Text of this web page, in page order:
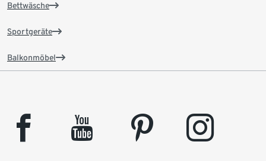
Bettwäsche
Sportgeräte
Balkonmöbel
facebook youtube pinterest instagram